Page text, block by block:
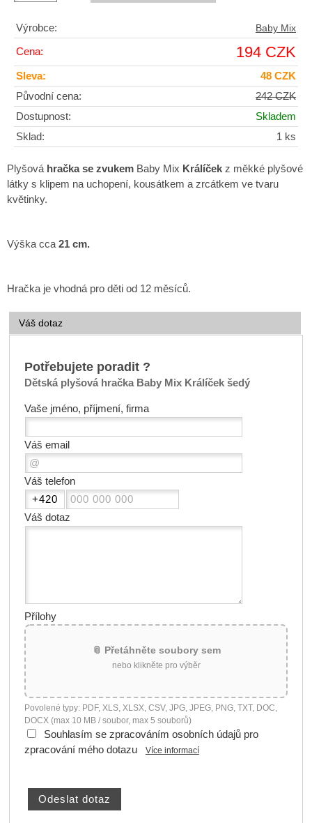
Výrobce: Baby Mix
Cena: 194 CZK
Sleva:
48 CZK
Původní cena:
242 CZK
Dostupnost:
Skladem
Sklad:
1 ks
Plyšová hračka se zvukem Baby Mix Králíček z měkké plyšové
látky s klipem na uchopení, kousátkem a zrcátkem ve tvaru
květinky.
Výška cca 21 cm.
Hračka je vhodná pro děti od 12 měsíců.
Váš dotaz
Potřebujete poradit ?
Dětská plyšová hračka Baby Mix Králíček šedý
Vaše jméno, příjmení, firma
Váš email
Váš telefon
Váš dotaz
Přílohy
📎 Přetáhněte soubory sem
nebo klikněte pro výběr
Povolené typy: PDF, XLS, XLSX, CSV, JPG, JPEG, PNG, TXT, DOC,
DOCX (max 10 MB / soubor, max 5 souborů)
Souhlasím se zpracováním osobních údajů pro
zpracování mého dotazu
Více informací